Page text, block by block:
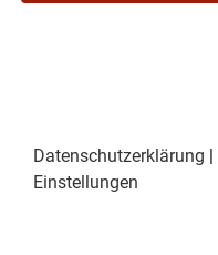
Datenschutzerklärung |
Einstellungen